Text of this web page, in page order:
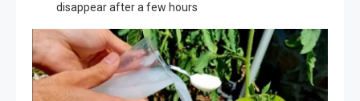
disappear after a few hours